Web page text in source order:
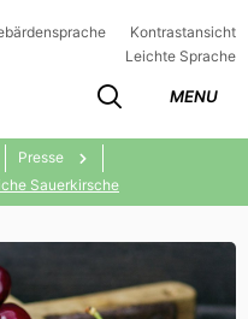
Kontrastansicht
Leichte Sprache
MENU
Presse
Sauerkirsche